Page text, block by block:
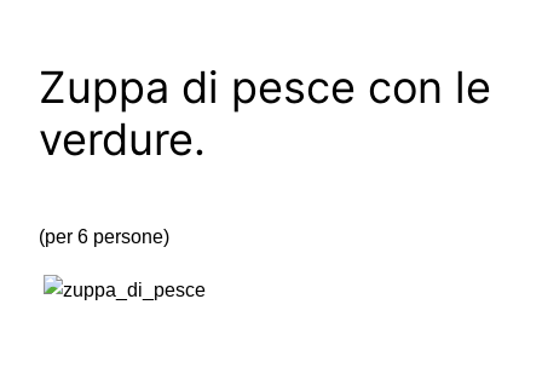
Zuppa di pesce con le
verdure.
(per 6 persone)